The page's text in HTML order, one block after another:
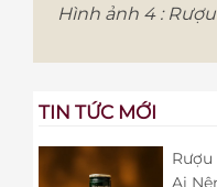
Hình ảnh 4 :
TIN TỨC MỚI